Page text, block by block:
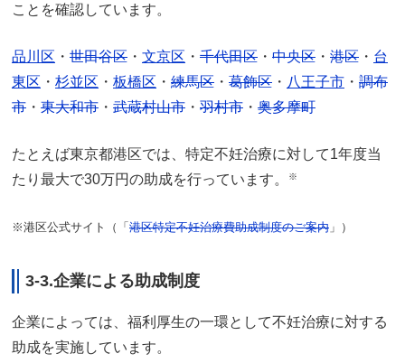
ことを確認しています。
品川区 ・ 世田谷区 ・ 文京区 ・ 千代田区 ・ 中央区 ・ 港区 ・ 台
東区 ・ 杉並区 ・ 板橋区 ・ 練馬区 ・ 葛飾区 ・ 八王子市 ・ 調布
市 ・ 東大和市 ・ 武蔵村山市 ・ 羽村市 ・ 奥多摩町
たとえば東京都港区では、特定不妊治療に対して1年度当
たり最大で30万円の助成を行っています。
※
※港区公式サイト（「 港区特定不妊治療費助成制度のご案内 」）
3-3.企業による助成制度
企業によっては、福利厚生の一環として不妊治療に対する
助成を実施しています。